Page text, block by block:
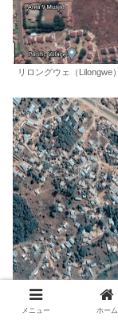
リロングウェ（Lilongwe
メニュー ホーム